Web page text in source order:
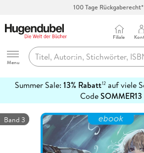
100 Tage
Hugendubel
Menu
Filiale
Summer Sale: 13% Rabatt12auf viele
CodeSOMMER13
erfahren
Band 3